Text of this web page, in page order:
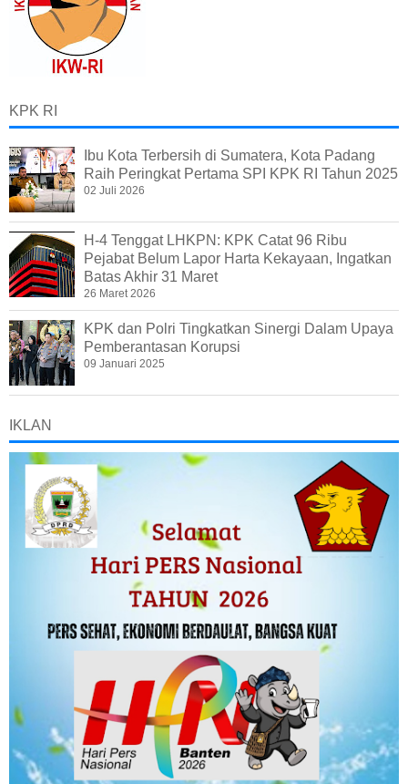
KPK RI
Ibu Kota Terbersih di Sumatera, Kota Padang
Raih Peringkat Pertama SPI KPK RI Tahun 2025
02 Juli 2026
H-4 Tenggat LHKPN: KPK Catat 96 Ribu
Pejabat Belum Lapor Harta Kekayaan, Ingatkan
Batas Akhir 31 Maret
26 Maret 2026
KPK dan Polri Tingkatkan Sinergi Dalam Upaya
Pemberantasan Korupsi
09 Januari 2025
IKLAN